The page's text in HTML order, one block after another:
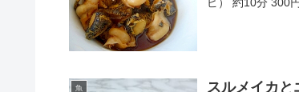
魚 スルメイカと